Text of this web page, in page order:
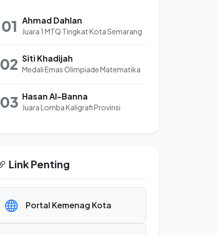
01 Ahmad Dahlan
Juara 1 MTQ Tingkat Kota Semarang
02 Siti Khadijah
Medali Emas Olimpiade Matematika
03 Hasan Al-Banna
Juara Lomba Kaligrafi Provinsi
Link Penting
Portal Kemenag Kota